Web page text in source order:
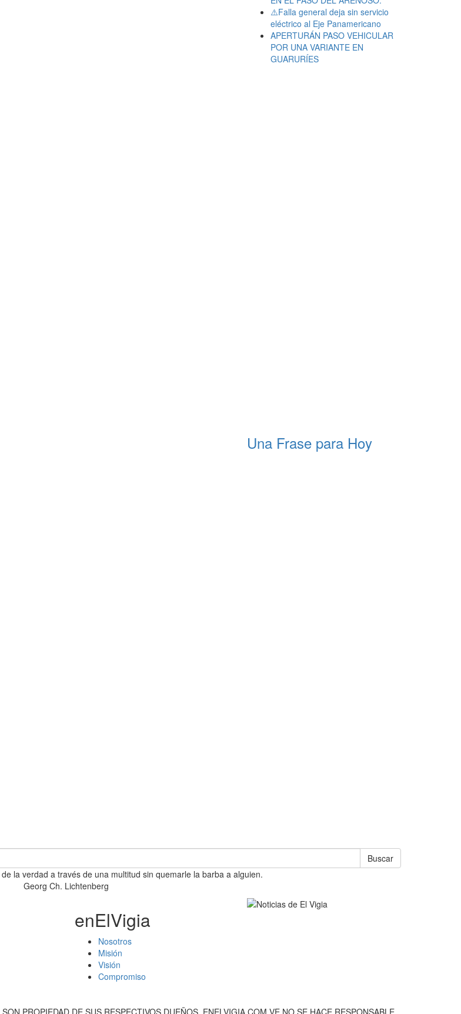
⚠️Falla general deja sin servicio
eléctrico al Eje Panamericano
APERTURÁN PASO VEHICULAR
POR UNA VARIANTE EN
GUARURÍES
Una Frase para Hoy
Buscar
la verdad a través de una multitud sin quemarle la barba a alguien.
Georg Ch. Lichtenberg
enElVigia
Nosotros
Misión
Visión
Compromiso